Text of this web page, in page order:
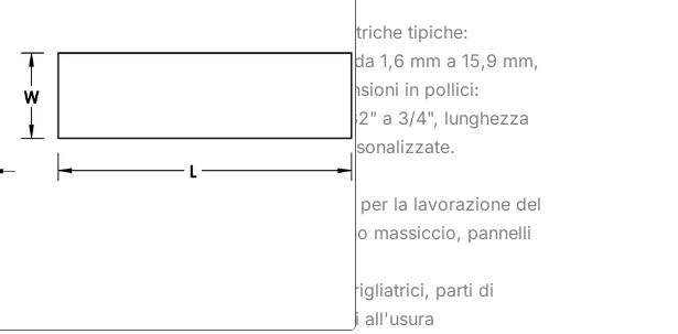
: Dimensioni metriche tipiche:
spessore da 0,8 mm a 6,4 mm, larghezza da 1,6 mm a 15,9 mm,
lunghezza da 25,4 mm a 152,4 mm. Dimensioni in pollici:
spessore da 1/32" a 1/4", larghezza da 3/32" a 3/4", lunghezza
da 13/16" a 6". Sono disponibili misure personalizzate.
Applicazioni e ambito di applicazione:
: Utilizzato per utensili per la lavorazione del
legno, alesatori e lame dentate per legno massiccio, pannelli
: Applicato in resti di smerigliatrici, parti di
elettrodomestici e componenti resistenti all'usura